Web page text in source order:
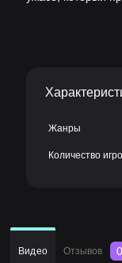
Жанры
Количество
Видео Отзывов 0